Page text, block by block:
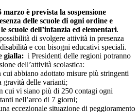
marzo è prevista la sospensione
delle scuole di ogni ordine e
scuole dell’infanzia ed elementari.
di svolgere attività in presenza
e con bisogni educativi speciali.
gialla: i Presidenti delle regioni potranno
dell’attività scolastica:
cui abbiano adottato misure più stringenti
gravità delle varianti;
cui vi siano più di 250 contagi ogni
nell’arco di 7 giorni;
eccezionale situazione di peggioramento